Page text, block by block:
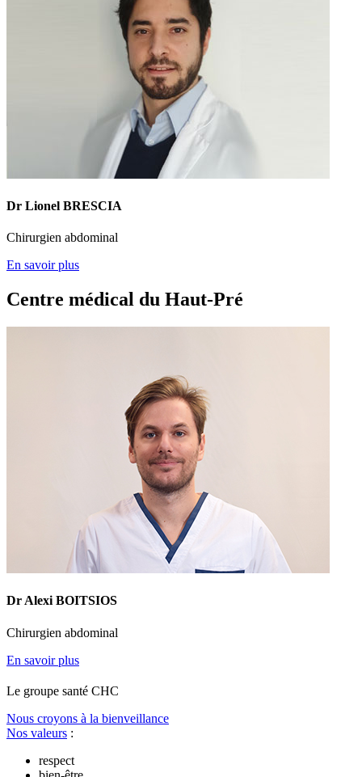
Dr Lionel BRESCIA
Chirurgien abdominal
En savoir plus
Centre médical du Haut-Pré
Dr Alexi BOITSIOS
Chirurgien abdominal
En savoir plus
Le groupe santé CHC
Nous croyons à la bienveillance
Nos valeurs :
respect